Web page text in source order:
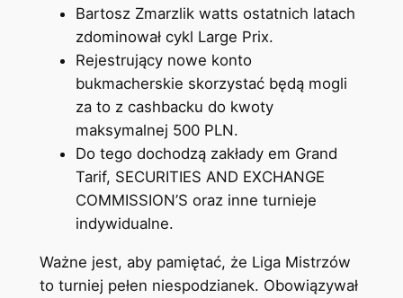
Bartosz Zmarzlik watts ostatnich latach
zdominował cykl Large Prix.
Rejestrujący nowe konto
bukmacherskie skorzystać będą mogli
za to z cashbacku do kwoty
maksymalnej 500 PLN.
Do tego dochodzą zakłady em Grand
Tarif, SECURITIES AND EXCHANGE
COMMISSION’S oraz inne turnieje
indywidualne.
Ważne jest, aby pamiętać, że Liga Mistrzów
to turniej pełen niespodzianek. Obowiązywał